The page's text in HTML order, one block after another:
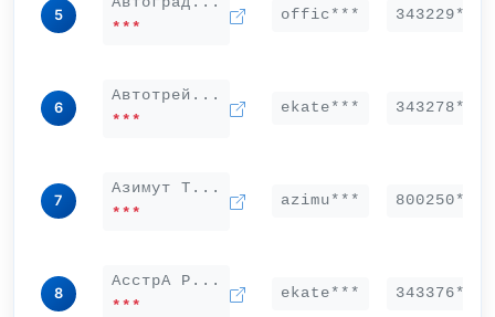
5
***
offic*** 343229***
6
Автотрей...
***
ekate*** 343278***
7
Азимут Т...
***
azimu*** 800250***
8
АсстрА Р...
***
ekate*** 343376***